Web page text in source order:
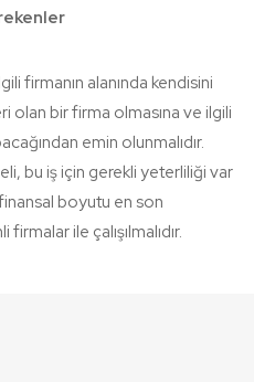
firmanın alanında kendisini
olan bir firma olmasına ve ilgili
emin olunmalıdır.
bu iş için gerekli yeterliliği var
boyutu en son
ile çalışılmalıdır.